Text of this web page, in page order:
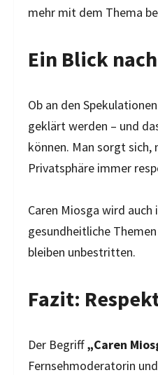
mehr mit dem Thema
Ein Blick
Ob an den
geklärt werden – und
können. Man sorgt
Privatsphäre immer
Caren Miosga wird
gesundheitliche
bleiben unbestritten.
Fazit:
Der Begriff„Caren
Fernsehmoderatorin